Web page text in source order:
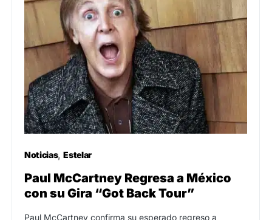
Noticias Estelar
Paul McCartney Regresa a México
con su Gira “Got Back Tour”
Paul McCartney confirma su esperado regreso a